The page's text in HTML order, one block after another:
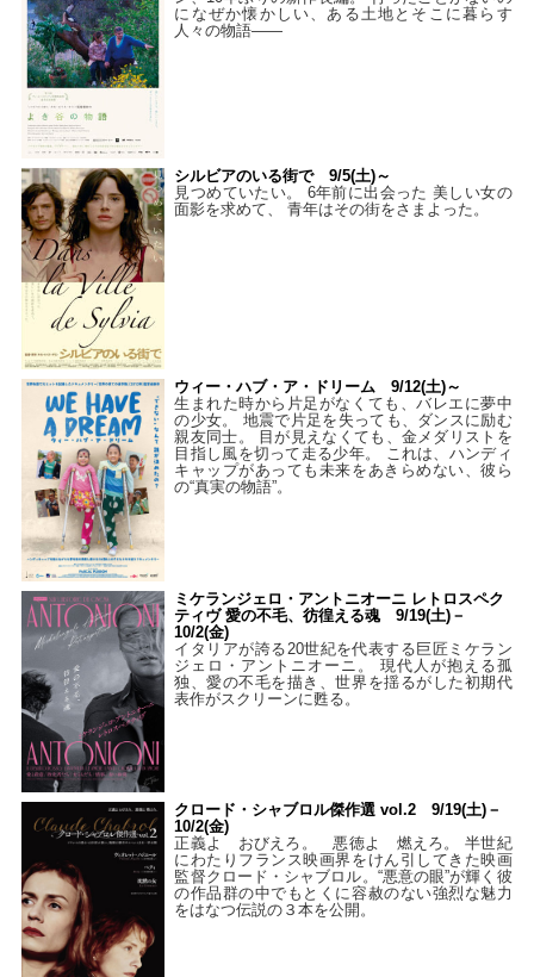
になぜか懐かしい、ある土地とそこに暮らす
人々の物語――
シルビアのいる街で 9/5(土)～
見つめていたい。 6年前に出会った 美しい女の
面影を求めて、 青年はその街をさまよった。
ウィー・ハブ・ア・ドリーム 9/12(土)～
生まれた時から片足がなくても、バレエに夢中
の少女。 地震で片足を失っても、ダンスに励む
親友同士。 目が見えなくても、金メダリストを
目指し風を切って走る少年。 これは、ハンディ
キャップがあっても未来をあきらめない、彼ら
の“真実の物語”。
ミケランジェロ・アントニオーニ レトロスペク
ティヴ 愛の不毛、彷徨える魂 9/19(土)－
10/2(金)
イタリアが誇る20世紀を代表する巨匠ミケラン
ジェロ・アントニオーニ。 現代人が抱える孤
独、愛の不毛を描き、世界を揺るがした初期代
表作がスクリーンに甦る。
クロード・シャブロル傑作選 vol.2 9/19(土)－
10/2(金)
正義よ おびえろ。 悪徳よ 燃えろ。 半世紀
にわたりフランス映画界をけん引してきた映画
監督クロード・シャブロル。“悪意の眼”が輝く彼
の作品群の中でもとくに容赦のない強烈な魅力
をはなつ伝説の３本を公開。